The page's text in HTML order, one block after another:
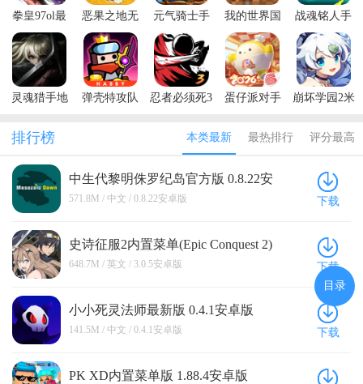
拳皇97ol最
新版本
恶果之地无
限技能破解
版
元气骑士手
游正版
我的世界国
际服官方正
版
战魂铭人手
游
灵魂猎手地
最新版本
(Soul
Huntress)
弹壳特攻队
忍者必须死3
蛋仔派对手
崩坏学园2米
排行榜 本类最新 最热排行 评分最高
中生代黎明侏罗纪岛官方版 0.8.22安
卓版
571.8M / 中文 / 0.8.22安卓版 下载
史诗征服2内置菜单(Epic Conquest 2)
3.0.5安卓版
648.7M / 英文 / 3.0.5安卓版 下载
小小死灵法师最新版 0.4.1安卓版
141.5M / 中文 / 0.4.1安卓版 下载
PK XD内置菜单版 1.88.4安卓版
目录